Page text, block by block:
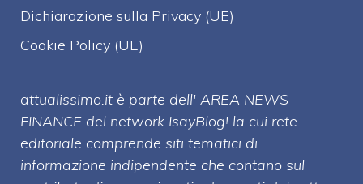
Dichiarazione sulla Privacy (UE)
Cookie Policy (UE)
attualissimo.it è parte dell' AREA NEWS
FINANCE del network IsayBlog! la cui rete
editoriale comprende siti tematici di
informazione indipendente che contano sul